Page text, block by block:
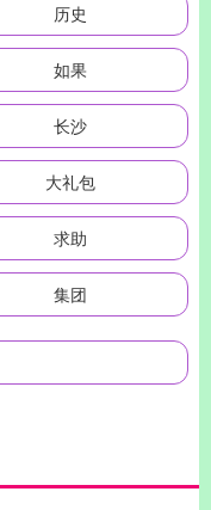
历史
如果
长沙
大礼包
求助
集团